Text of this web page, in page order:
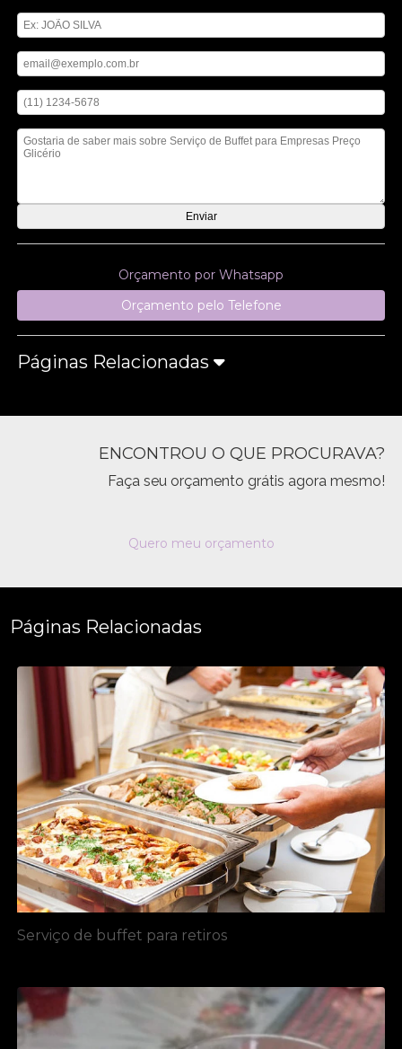
Orçamento por Whatsapp
Orçamento pelo Telefone
Páginas Relacionadas
ENCONTROU O QUE PROCURAVA?
Faça seu orçamento grátis agora mesmo!
Quero meu orçamento
Páginas Relacionadas
Serviço de buffet para retiros